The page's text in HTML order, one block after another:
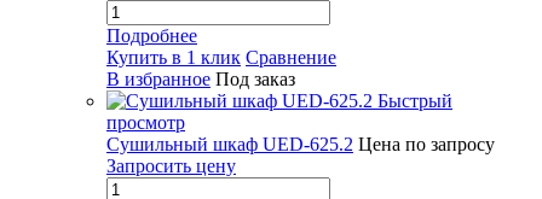
Подробнее
Купить в 1 клик Сравнение
В избранное Под заказ
Быстрый
просмотр
Сушильный шкаф UED-625.2 Цена по запросу
Запросить цену